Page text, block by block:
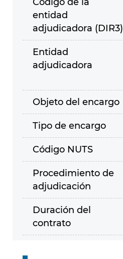
entidad
adjudicadora (DIR3)
Entidad
adjudicadora
Objeto del encargo
Tipo de encargo
Código NUTS
Procedimiento de
adjudicación
Duración del
contrato